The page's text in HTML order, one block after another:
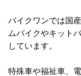
バイクワンでは国
ムバイクやキット
しています。
特殊車や福祉車、